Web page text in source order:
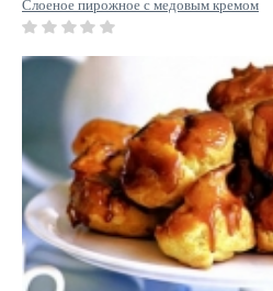
Слоеное пирожное с медовым кремом